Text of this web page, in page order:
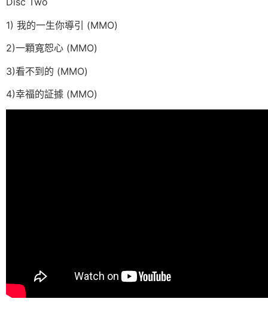
1) 我的一生你導引 (MMO)
2)一顆寬恕心 (MMO)
3)看不到的 (MMO)
4)幸福的証據 (MMO)